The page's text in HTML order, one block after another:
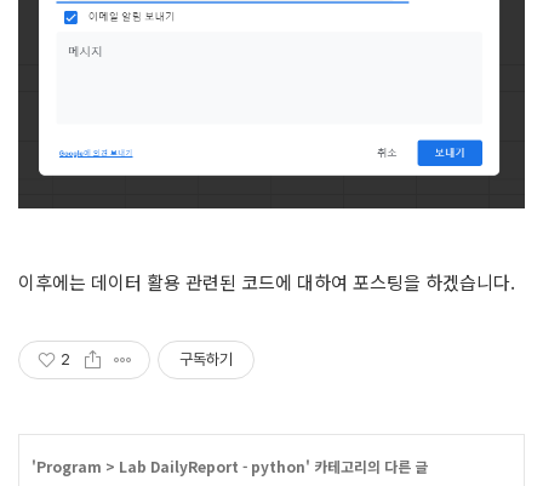
이후에는 데이터 활용 관련된 코드에 대하여 포스팅을 하겠습니다.
2 구독하기
'Program > Lab DailyReport - python' 카테고리의 다른 글